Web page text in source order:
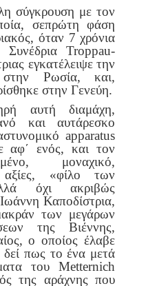
σύγκρουση με τον
σεπρώτη φάση
όταν 7 χρόνια
Συνέδρια Troppau-
εγκατέλειψε την
στην Ρωσία, και,
στην Γενεύη.
αυτή διαμάχη,
και αυτάρεσκο
apparatus
αφ΄ενός, και τον
μοναχικό,
«φίλο των
όχι ακριβώς
Ιωάννη Καποδίστρια,
των μεγάρων
της Βιέννης,
ο οποίος έλαβε
δεί πως το ένα μετά
του Metternich
της αράχνης που